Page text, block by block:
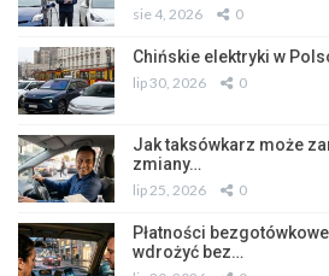
sie 4, 2026 0
Chińskie elektryki w
lip 30, 2026 0
Jak taksówkarz może
zmiany…
lip 25, 2026 0
Płatności
wdrożyć bez…